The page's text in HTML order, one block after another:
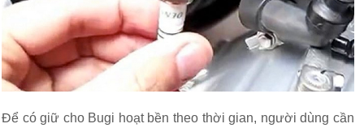
Để có giữ cho Bugi hoạt bền theo thời gian, người dùng cần